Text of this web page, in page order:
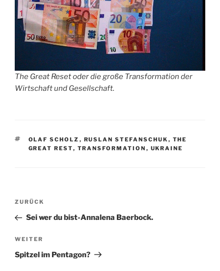
The Great Reset oder die große Transformation der
Wirtschaft und Gesellschaft.
SCHLAGWÖRTER
OLAF SCHOLZ , RUSLAN STEFANSCHUK , THE
GREAT REST, TRANSFORMATION , UKRAINE
Beitragsnavigation
Vorheriger
Beitrag
ZURÜCK
Sei wer du bist-Annalena Baerbock.
Nächster
Beitrag
WEITER
Spitzel im Pentagon?